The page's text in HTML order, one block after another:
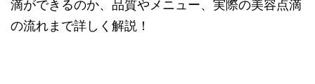
滴ができるのか、品質やメニュー、実際の美容点滴
の流れまで詳しく解説！